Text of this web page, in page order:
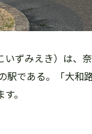
ずみえき）は、
である。「大和
。